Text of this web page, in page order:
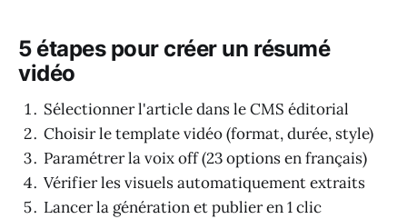
5 étapes pour créer un résumé
vidéo
Sélectionner l'article dans le CMS éditorial
Choisir le template vidéo (format, durée, style)
Paramétrer la voix off (23 options en français)
Vérifier les visuels automatiquement extraits
Lancer la génération et publier en 1 clic